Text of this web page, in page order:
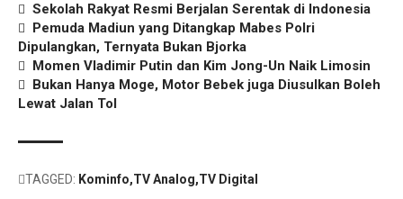
Sekolah Rakyat Resmi Berjalan Serentak di Indonesia
Pemuda Madiun yang Ditangkap Mabes Polri
Dipulangkan, Ternyata Bukan Bjorka
Momen Vladimir Putin dan Kim Jong-Un Naik Limosin
Bukan Hanya Moge, Motor Bebek juga Diusulkan Boleh
Lewat Jalan Tol
TAGGED: Kominfo TV Analog TV Digital